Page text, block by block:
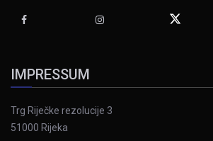
IMPRESSUM
Trg Riječke rezolucije 3
51000 Rijeka